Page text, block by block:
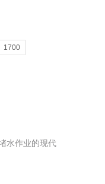
1700
水作业的现代